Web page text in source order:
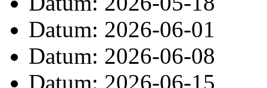
Datum: 2026-06-01
Datum: 2026-06-08
Datum: 2026-06-15